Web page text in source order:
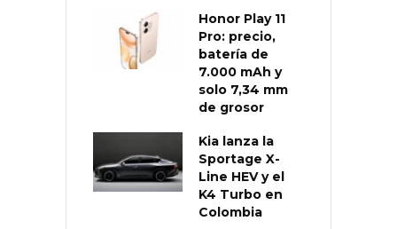
Honor Play 11
Pro: precio,
batería de
7.000 mAh y
solo 7,34 mm
de grosor
Kia lanza la
Sportage X-
Line HEV y el
K4 Turbo en
Colombia